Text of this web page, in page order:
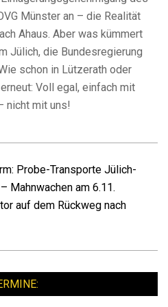
Münster an – die Realität
Ahaus. Aber was kümmert
Jülich, die Bundesregierung
schon in Lützerath oder
Voll egal, einfach mit
nicht mit uns!
Probe-Transporte Jülich-
Mahnwachen am 6.11.
auf dem Rückweg nach